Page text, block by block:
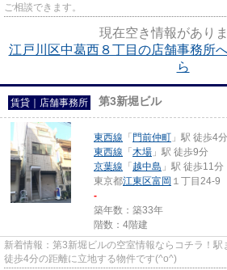
ご相談できます。
現在空き情報がありま
江戸川区中葛西８丁目の店舗事務所
ら
賃貸｜店舗事務所 第3新堀ビル
東西線 「 門前仲町 」駅 徒歩4分
東西線 「 木場 」駅 徒歩9分
京葉線 「 越中島 」駅 徒歩11分
東京都江東区富岡 １丁目24-9
-
築年数：築33年
階数：4階建
新着情報：第3新堀ビルの空室情報ならコチラ！駅
徒歩4分の距離に立地する物件です(^o^)